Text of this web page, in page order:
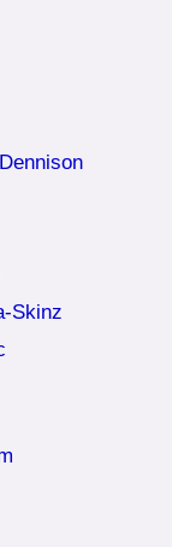
Skinz